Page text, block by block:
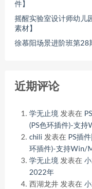
件】
摇醒实验室设计师幼儿
素材】
徐慕阳场景进阶班第28
近期评论
学无止境 发表在
(PS色环插件)-支持
chili 发表在 PS插
环插件)-支持Win/
学无止境 发表在
2022年
西湖龙井 发表在